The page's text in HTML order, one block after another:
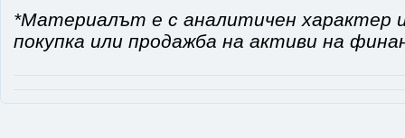
*Материалът е с аналитичен характер
покупка или продажба на активи на